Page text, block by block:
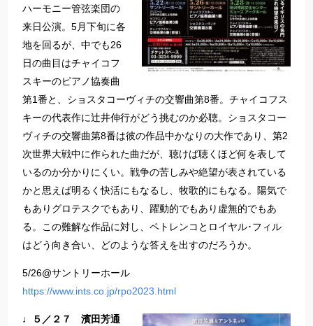
ハーモニー管弦楽団の
来日公演。5月下旬に各
地を回るが、中でも26
日の曲目はチャイコフ
スキーのピアノ協奏曲
第1番と、ショスタコーヴィチの交響曲第8番。チャイコフス
キーの代表作に辻井伸行がどう挑むのか必聴。ショスタコー
ヴィチの交響曲第8番は彼の作品中かなりの大作であり、第2
次世界大戦中に作られた曲だが、聴けば聴くほど何を表して
いるのか分かりにくい。戦争の苦しみや絶望が表されている
かと思えば明るく快活にもなるし、牧歌的にもなる。陽気で
もありグロテスクでもあり、躍動的でもあり虚無的でもあ
る。この難解な作品に対し、ペトレンコとロイヤル･フィル
はどう向き合い、どのような答えを出すのだろうか。
5/26@サントリーホール
https://www.ints.co.jp/rpo2023.html
♩５／２７ 濱田芳通